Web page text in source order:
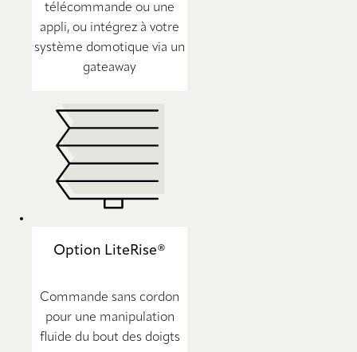
télécommande ou une
appli, ou intégrez à votre
système domotique via un
gateaway
Option LiteRise®
Commande sans cordon
pour une manipulation
fluide du bout des doigts